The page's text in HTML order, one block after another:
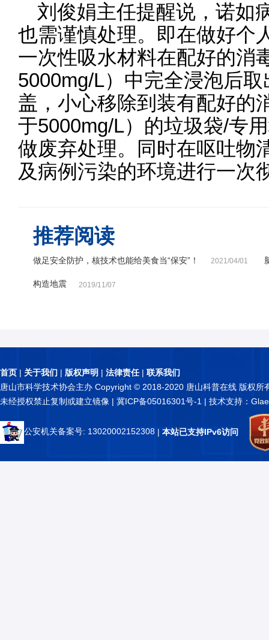
刘俊娟主任提醒说，诺如
也需谨慎处理。即在做好个
一次性吸水材料在配好的消
5000mg/L）中完全浸泡后
盖，小心移除到装有配好的
于5000mg/L）的垃圾袋/专
做废弃处理。同时在呕吐物
及病例污染的环境进行一次
推荐阅读
做足安全防护，核技术也能给美食当“保安”！ 2021/04/01
构造地震 2019/11/07
首页 | 关于我们 | 版权声明 | 法律责任| 联系我们
唐山市科学技术协会主办 Copyright © 2018-2020 唐山科普在线 版权所
未经授权禁止复制或建立镜像 | 冀ICP备05016301号-1 | 技术支持：
公安机关备案号: 13020002152308 | 本站已支持IPv6访问